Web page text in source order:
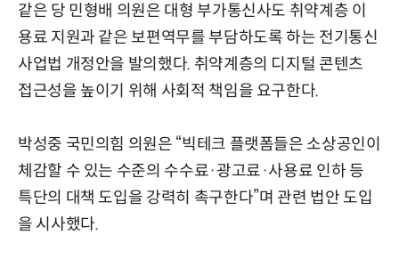
같은 당 민형배 의원은 대형 부가통신사도 취약계층 이
용료 지원과 같은 보편역무를 부담하도록 하는 전기통신
사업법 개정안을 발의했다. 취약계층의 디지털 콘텐츠
접근성을 높이기 위해 사회적 책임을 요구한다.
박성중 국민의힘 의원은 “빅테크 플랫폼들은 소상공인이
체감할 수 있는 수준의 수수료·광고료·사용료 인하 등
특단의 대책 도입을 강력히 촉구한다”며 관련 법안 도입
을 시사했다.